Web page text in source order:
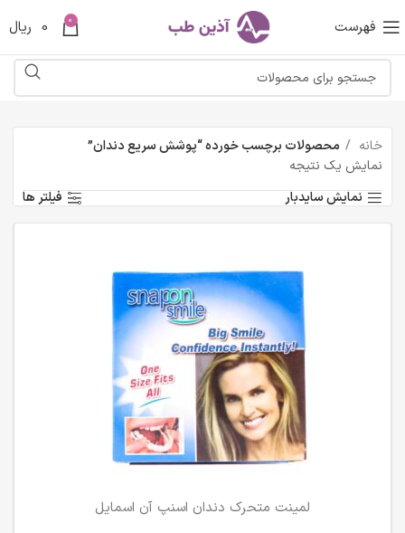
فهرست 0
0 ریال
خانه
محصولات برچسب خورده “پوشش سریع دندان”
نمایش یک نتیجه
نمایش سایدبار
فیلتر ها
لمینت متحرک دندان اسنپ آن اسمایل